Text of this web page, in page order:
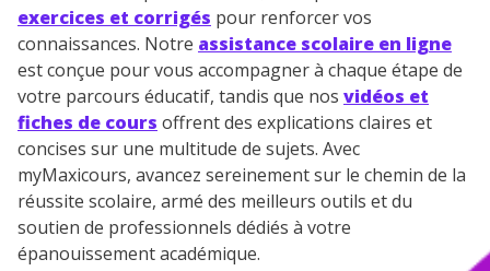
exercices et corrigés pour renforcer vos
connaissances. Notre assistance scolaire en ligne
est conçue pour vous accompagner à chaque étape de
votre parcours éducatif, tandis que nos vidéos et
fiches de cours offrent des explications claires et
concises sur une multitude de sujets. Avec
myMaxicours, avancez sereinement sur le chemin de la
réussite scolaire, armé des meilleurs outils et du
soutien de professionnels dédiés à votre
épanouissement académique.
consulter
notre charte